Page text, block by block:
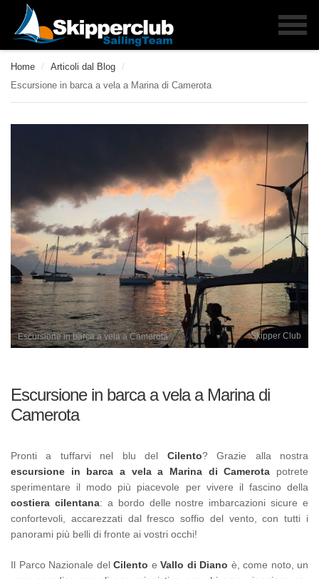
Home / Articoli dal Blog /
Escursione in barca a vela a Marina di Camerota
Escursione in barca a vela a Camerota Skipper Club
Escursione in barca a vela a Marina di
Camerota
Pronti a tuffarvi nel blu del Cilento? Grazie alla nostra
escursione in barca a vela a Marina di Camerota potrete
sperimentare il modo più piacevole per vivere il fascino della
costiera cilentana: a bordo delle nostre imbarcazioni sicure e
confortevoli, accarezzati dal fresco soffio del vento, con tutti i
panorami più belli di fronte ai vostri occhi!
Il Parco Nazionale del Cilento e Vallo di Diano è, come noto, un